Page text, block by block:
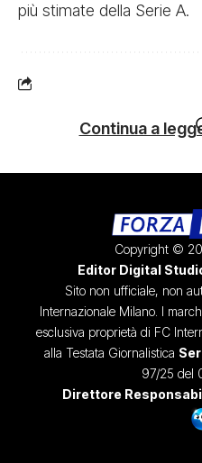
più stimate della Serie A.
Continua a
Copyright ©
Editor Digital
Sito non ufficiale, non
Internazionale Milano. I
esclusiva proprietà di FC
alla Testata Giornalistica
97/25 del
Direttore